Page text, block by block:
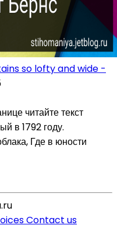
so lofty and wide -
читайте текст
в 1792 году.
Где в юности
Contact us